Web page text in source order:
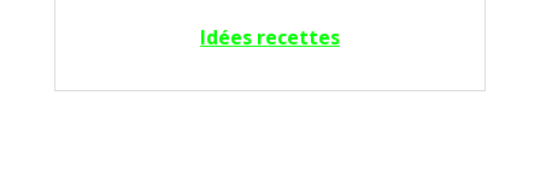
Idées recettes